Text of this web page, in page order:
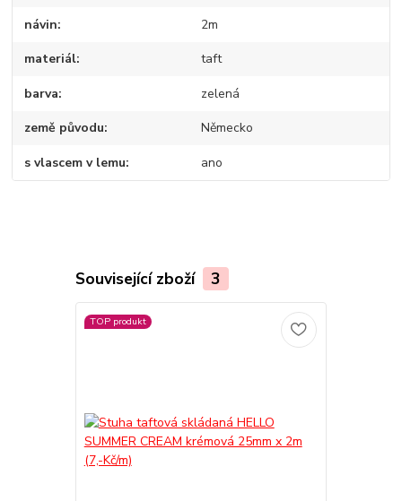
návin 2m
materiál taft
barva zelená
země původu Německo
s vlascem v lemu ano
Související zboží 3
TOP produkt